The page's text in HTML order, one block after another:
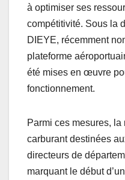
à optimiser ses
compétitivité. Sous la
DIEYE, récemment
plateforme
été mises en œuvre
fonctionnement.
Parmi ces mesures,
carburant destinées
directeurs de
marquant le début